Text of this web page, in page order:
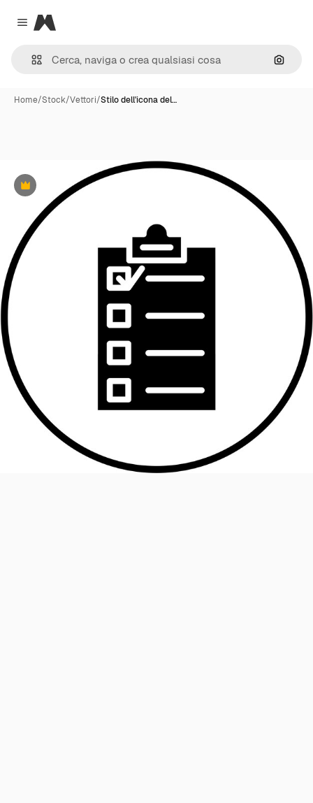
Close menu
Magnific
Cerca
Home/Stock/Vettori/Stilo dell'icona del…
Premium